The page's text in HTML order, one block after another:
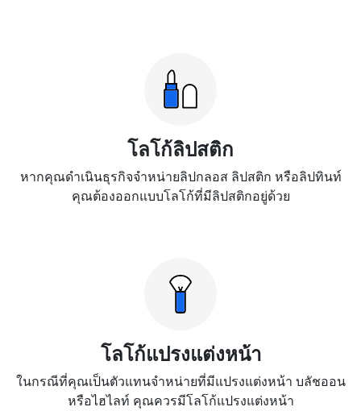
โลโก้ลิปสติก
หากคุณดำเนินธุรกิจจำหน่ายลิปกลอส ลิปสติก หรือลิปทินท์
คุณต้องออกแบบโลโก้ที่มีลิปสติกอยู่ด้วย
โลโก้แปรงแต่งหน้า
ในกรณีที่คุณเป็นตัวแทนจำหน่ายที่มีแปรงแต่งหน้า บลัชออน
หรือไฮไลท์ คุณควรมีโลโก้แปรงแต่งหน้า